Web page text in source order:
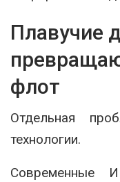
Плавучие
флот
Отдельная
технологии.
Современные